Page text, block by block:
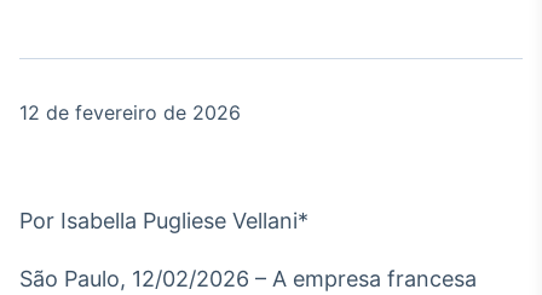
Tudo sobre o
Político
real
12 de fevereiro de 2026
Por Isabella Pugliese Vellani*
São Paulo, 12/02/2026 – A empresa francesa